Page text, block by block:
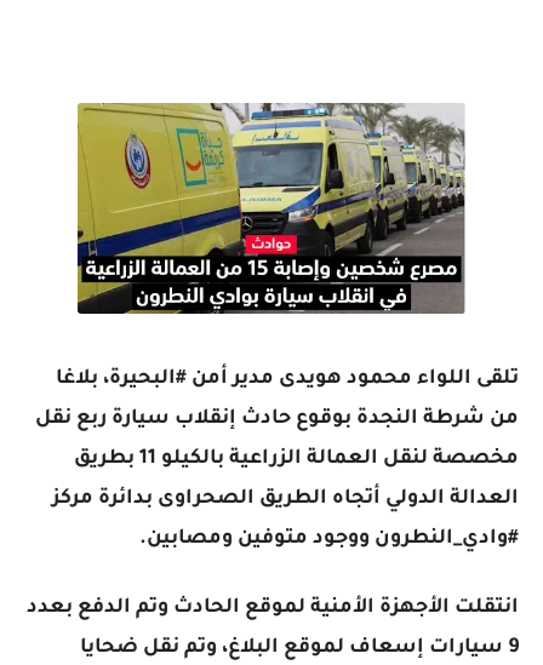
تلقى اللواء محمود هويدى مدير أمن #البحيرة، بلاغا
من شرطة النجدة بوقوع حادث إنقلاب سيارة ربع نقل
مخصصة لنقل العمالة الزراعية بالكيلو 11 بطريق
العدالة الدولي أتجاه الطريق الصحراوى بدائرة مركز
#وادي_النطرون ووجود متوفين ومصابين.
انتقلت الأجهزة الأمنية لموقع الحادث وتم الدفع بعدد
9 سيارات إسعاف لموقع البلاغ، وتم نقل ضحايا